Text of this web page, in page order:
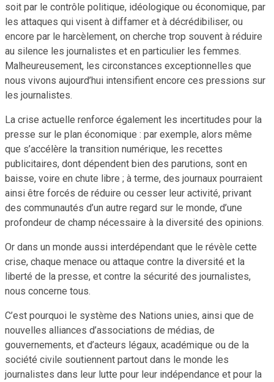
soit par le contrôle politique, idéologique ou économique, par
les attaques qui visent à diffamer et à décrédibiliser, ou
encore par le harcèlement, on cherche trop souvent à réduire
au silence les journalistes et en particulier les femmes.
Malheureusement, les circonstances exceptionnelles que
nous vivons aujourd’hui intensifient encore ces pressions sur
les journalistes.
La crise actuelle renforce également les incertitudes pour la
presse sur le plan économique : par exemple, alors même
que s’accélère la transition numérique, les recettes
publicitaires, dont dépendent bien des parutions, sont en
baisse, voire en chute libre ; à terme, des journaux pourraient
ainsi être forcés de réduire ou cesser leur activité, privant
des communautés d’un autre regard sur le monde, d’une
profondeur de champ nécessaire à la diversité des opinions.
Or dans un monde aussi interdépendant que le révèle cette
crise, chaque menace ou attaque contre la diversité et la
liberté de la presse, et contre la sécurité des journalistes,
nous concerne tous.
C’est pourquoi le système des Nations unies, ainsi que de
nouvelles alliances d’associations de médias, de
gouvernements, et d’acteurs légaux, académique ou de la
société civile soutiennent partout dans le monde les
journalistes dans leur lutte pour leur indépendance et pour la